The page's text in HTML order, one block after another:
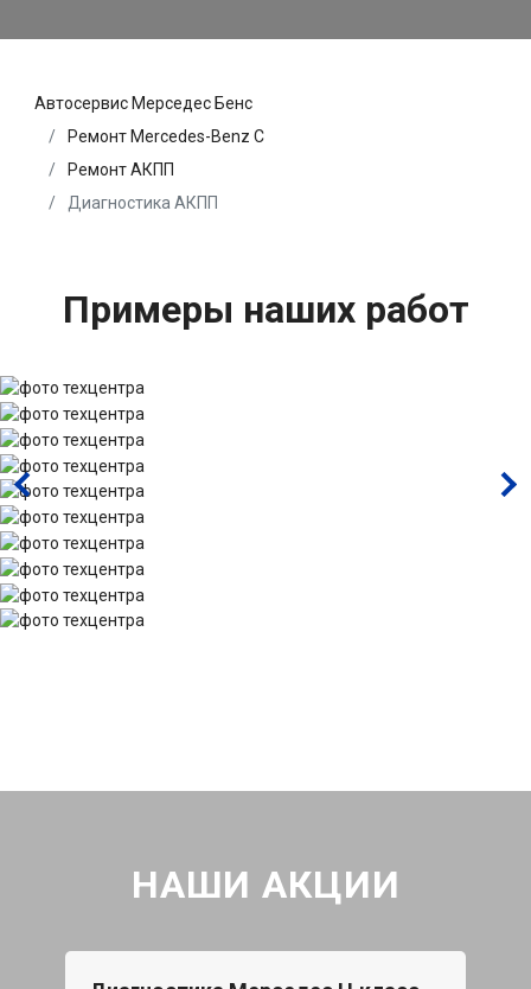
Автосервис Мерседес Бенс
Ремонт Mercedes-Benz C
Ремонт АКПП
Диагностика АКПП
Примеры наших работ
НАШИ АКЦИИ